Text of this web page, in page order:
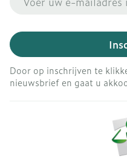
Door op inschrijven te
nieuwsbrief en gaat u